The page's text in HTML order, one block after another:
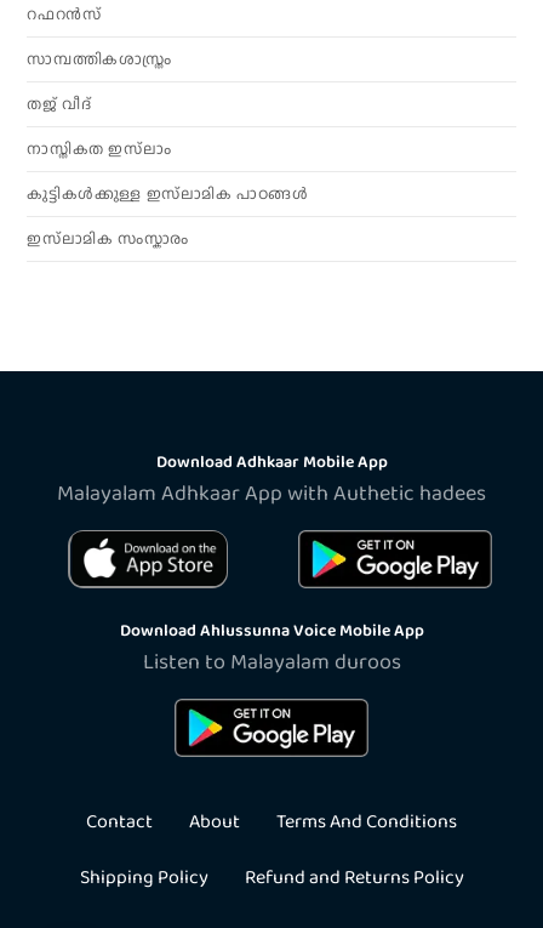
റഫറൻസ്
സാമ്പത്തികശാസ്ത്രം
തജ് വീദ്
നാസ്തികത ഇസ്‌ലാം
കുട്ടികൾക്കുള്ള ഇസ്‌ലാമിക പാഠങ്ങൾ
ഇസ്‌ലാമിക സംസ്കാരം
Download Adhkaar Mobile App
Malayalam Adhkaar App with Authetic hadees
Download Ahlussunna Voice Mobile App
Listen to Malayalam duroos
Contact About
Terms And Conditions
Shipping Policy
Refund and Returns Policy